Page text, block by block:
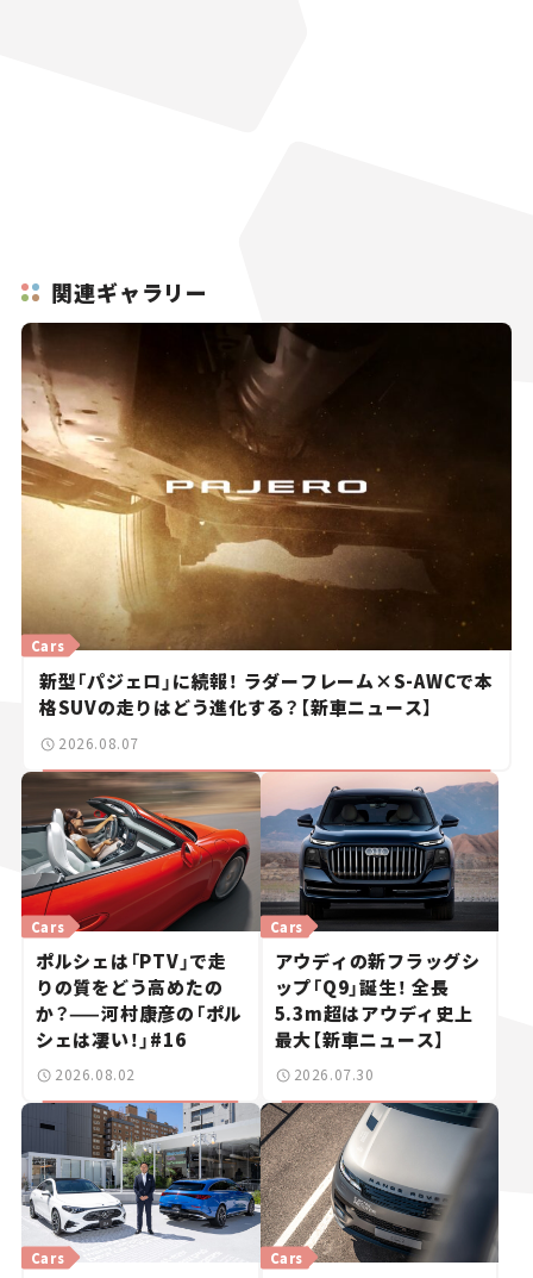
関連ギャラリー
Cars
新型「パジェロ」に続報！ ラダーフレーム×S-AWCで本
格SUVの走りはどう進化する？【新車ニュース】
2026.08.07
Cars
ポルシェは「PTV」で走
りの質をどう高めたの
か？——河村康彦の「ポル
シェは凄い！」#16
2026.08.02
Cars
アウディの新フラッグシ
ップ「Q9」誕生！ 全長
5.3m超はアウディ史上
最大【新車ニュース】
2026.07.30
Cars Cars